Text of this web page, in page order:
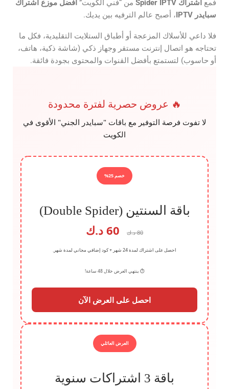
فمع اشتراك Spider IPTV من “فني الكويت” أفضل موزع اشتراك
سبايدر IPTV، أصبح عالم الترفيه بين يديك.
فلا داعي للأسلاك المزعجة أو أطباق الستلايت التقليدية، فكل ما
تحتاجه هو اتصال إنترنت مستقر وجهاز ذكي (شاشة ذكية، هاتف،
أو حاسوب) لتستمتع بأفضل القنوات والمحتوى بجودة فائقة.
🔥 عروض حصرية لفترة محدودة
لا تفوت فرصة التوفير مع باقات "سبايدر الجني" الأقوى في
الكويت
خصم 25%
باقة السنتين (Double Spider)
80 د.ك 60 د.ك
احصل على اشتراك لمدة 24 شهر + كود إضافي مجاني لمدة شهر.
⏱️ ينتهي العرض خلال 48 ساعة!
احصل على العرض الآن
العرض العائلي
باقة 3 اشتراكات سنوية